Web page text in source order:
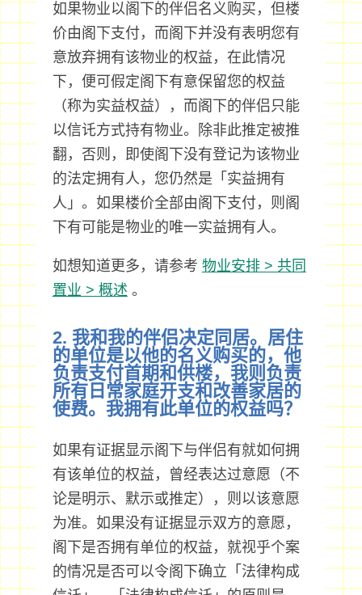
如果物业以阁下的伴侣名义购买，但楼
价由阁下支付，而阁下并没有表明您有
意放弃拥有该物业的权益，在此情况
下，便可假定阁下有意保留您的权益
（称为实益权益），而阁下的伴侣只能
以信讬方式持有物业。除非此推定被推
翻，否则，即使阁下没有登记为该物业
的法定拥有人，您仍然是「实益拥有
人」。如果楼价全部由阁下支付，则阁
下有可能是物业的唯一实益拥有人。
如想知道更多，请参考 物业安排 > 共同
置业 > 概述 。
2. 我和我的伴侣决定同居。居住
的单位是以他的名义购买的，他
负责支付首期和供楼，我则负责
所有日常家庭开支和改善家居的
使费。我拥有此单位的权益吗？
如果有证据显示阁下与伴侣有就如何拥
有该单位的权益，曾经表达过意愿（不
论是明示、默示或推定），则以该意愿
为准。如果没有证据显示双方的意愿，
阁下是否拥有单位的权益，就视乎个案
的情况是否可以令阁下确立「法律构成